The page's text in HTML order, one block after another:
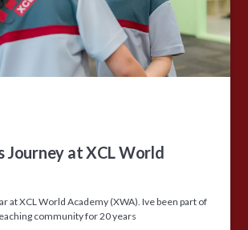
Journey at XCL World
at XCL World Academy (XWA). Ive been part of
community for 20 years